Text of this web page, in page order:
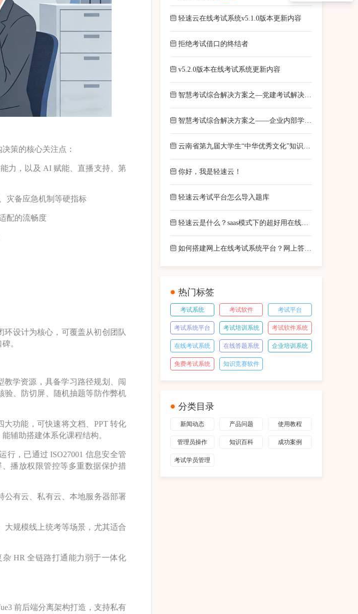
策的核心关注点：
力，以及 AI 赋能、直播支持、第
灾备应急机制等硬指标
配的流畅度
环设计为核心，可覆盖从初创团队
。
学资源，具备学习路径规划、闯
验、防切屏、随机抽题等防作弊机
功能，可快速将文档、PPT 转化
辅助搭建体系化课程结构。
，已通过 ISO27001 信息安全管
播放权限管控等多重数据保护措
公有云、私有云、本地服务器部署
大规模线上统考等场景，尤其适合
HR 全链路打通能力弱于一体化
前后端分离架构打造，支持私有
轻速云在线考试系统v5.1.0版本更新内容
拒绝考试借口的终结者
v5.2.0版本在线考试系统更新内容
智慧考试综合解决方案之—党建考试解决方案
智慧考试综合解决方案之——企业内部学习解决方案
云南省第九届大学生“中华优秀文化”知识竞赛圆满落幕！
你好，我是轻速云！
轻速云考试平台怎么导入题库
轻速云是什么？saas模式下的超好用在线考试系统！
如何搭建网上在线考试系统平台？网上答题题库系统创建办法
热门标签
考试系统 考试软件 考试平台
考试系统平台 考试培训系统 考试软件系统
在线考试系统 在线答题系统 企业培训系统
免费考试系统 知识竞赛软件
分类目录
新闻动态 产品问题 使用教程
管理员操作 知识百科 成功案例
考试学员管理